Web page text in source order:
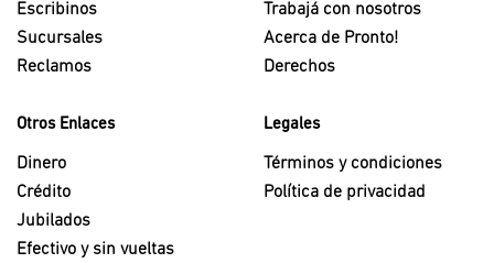
Escribinos
Sucursales
Reclamos
Trabajá con nosotros
Acerca de Pronto!
Derechos
Otros Enlaces
Dinero
Crédito
Jubilados
Efectivo y sin vueltas
Legales
Términos y condiciones
Política de privacidad